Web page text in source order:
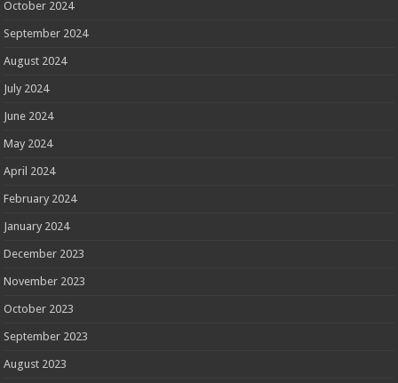
October 2024
September 2024
August 2024
July 2024
June 2024
May 2024
April 2024
February 2024
January 2024
December 2023
November 2023
October 2023
September 2023
August 2023